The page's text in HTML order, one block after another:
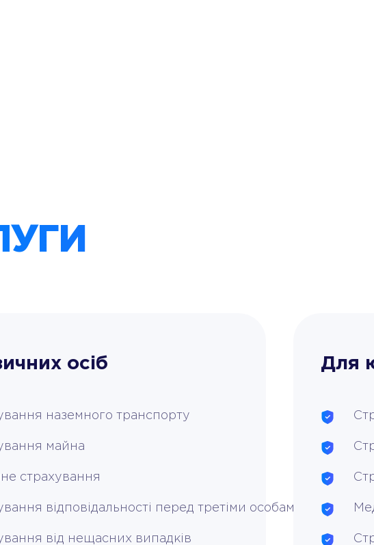
осіб
наземного транспорту
майна
страхування
відповідальності перед третіми особами
від нещасних випадків
Для